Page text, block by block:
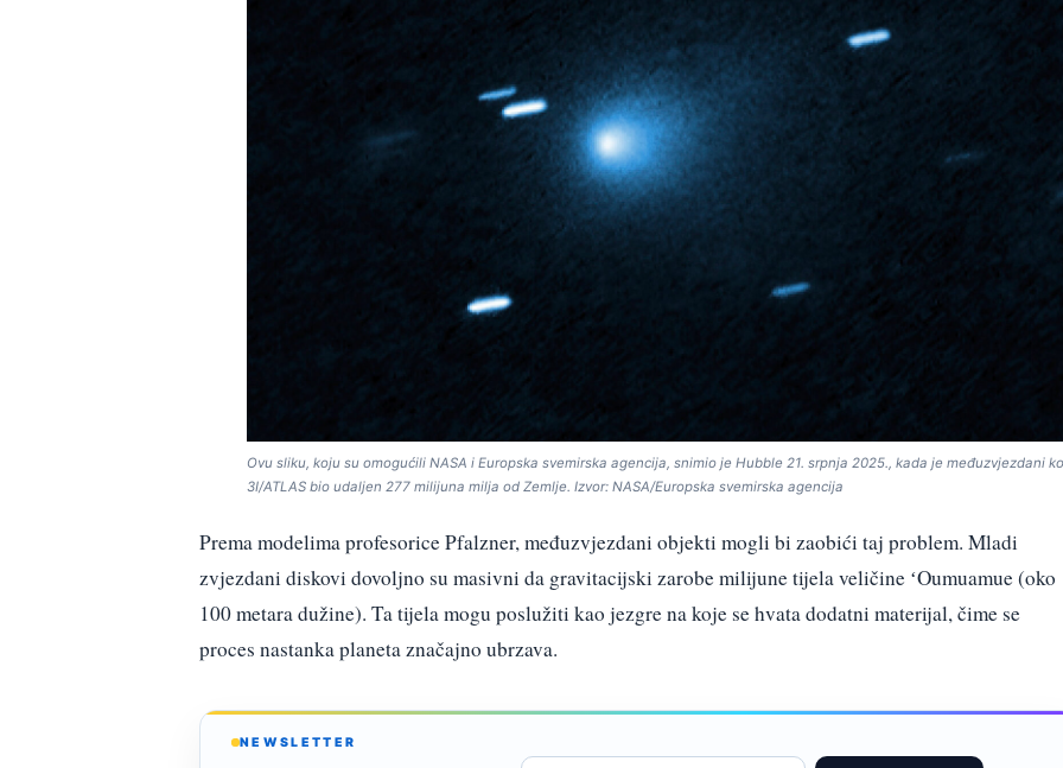
Ovu sliku, koju su omogućili NASA i Europska svemirska agencija, snimio je Hubble 21. srpnja 2025., kada je među­zvjezdani
3I/ATLAS bio udaljen 277 milijuna milja od Zemlje. Izvor: NASA/Europska svemirska agencija
Prema modelima profesorice Pfalzner, međuzvjezdani objekti mogli bi zaobići taj problem. Mladi
zvjezdani diskovi dovoljno su masivni da gravitacijski zarobe milijune tijela veličine ʻOumuamue (oko
100 metara dužine). Ta tijela mogu poslužiti kao jezgre na koje se hvata dodatni materijal, čime se
proces nastanka planeta značajno ubrzava.
NEWSLETTER